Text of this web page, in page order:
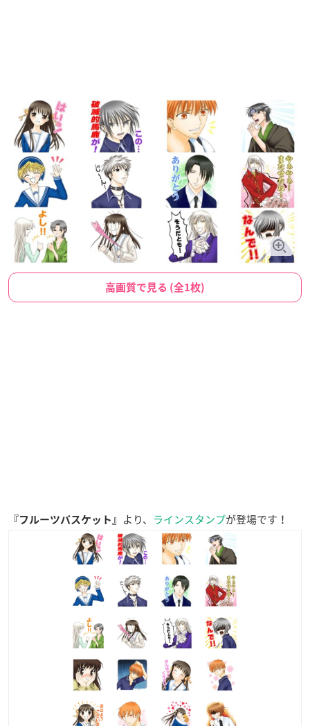
高画質で見る (全1枚)
『フルーツバスケット』 より、 ラインスタンプが登場です！